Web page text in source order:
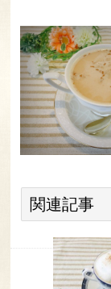
関連記事